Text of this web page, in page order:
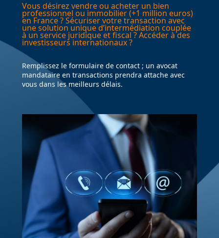
Vous désirez vendre ou acheter un bien
professionnel ou immobilier (+1 million euros)
en France ? Sécuriser votre transaction avec
une solution unique d’intermédiation couplée
à un service juridique et fiscal ? Accéder à des
investisseurs internationaux ?
Remplissez le formulaire de contact ; un avocat
mandataire en transactions prendra attache avec
vous dans les meilleurs délais.